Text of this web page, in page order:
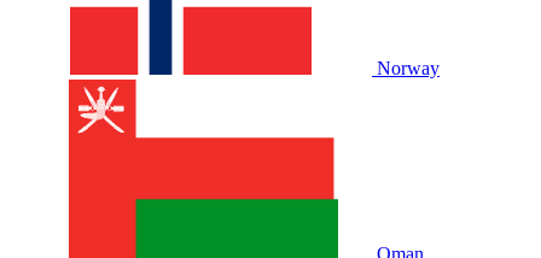
Norway
Oman